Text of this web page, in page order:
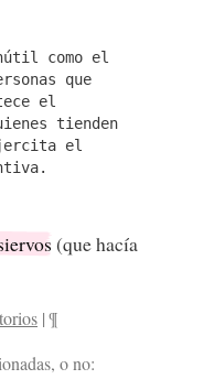
como el
que
el
tienden
el
(que hacía
|¶
o no: